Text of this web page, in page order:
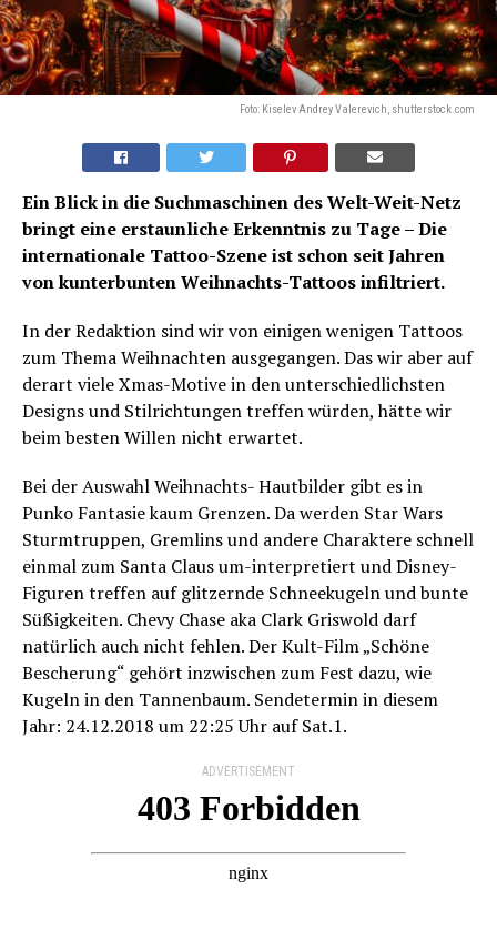
Foto: Kiselev Andrey Valerevich, shutterstock.com
Ein Blick in die Suchmaschinen des Welt-Weit-Netz
bringt eine erstaunliche Erkenntnis zu Tage – Die
internationale Tattoo-Szene ist schon seit Jahren
von kunterbunten Weihnachts-Tattoos infiltriert.
In der Redaktion sind wir von einigen wenigen Tattoos
zum Thema Weihnachten ausgegangen. Das wir aber auf
derart viele Xmas-Motive in den unterschiedlichsten
Designs und Stilrichtungen treffen würden, hätte wir
beim besten Willen nicht erwartet.
Bei der Auswahl Weihnachts- Hautbilder gibt es in
Punko Fantasie kaum Grenzen. Da werden Star Wars
Sturmtruppen, Gremlins und andere Charaktere schnell
einmal zum Santa Claus um-interpretiert und Disney-
Figuren treffen auf glitzernde Schneekugeln und bunte
Süßigkeiten. Chevy Chase aka Clark Griswold darf
natürlich auch nicht fehlen. Der Kult-Film „Schöne
Bescherung“ gehört inzwischen zum Fest dazu, wie
Kugeln in den Tannenbaum. Sendetermin in diesem
Jahr: 24.12.2018 um 22:25 Uhr auf Sat.1.
ADVERTISEMENT